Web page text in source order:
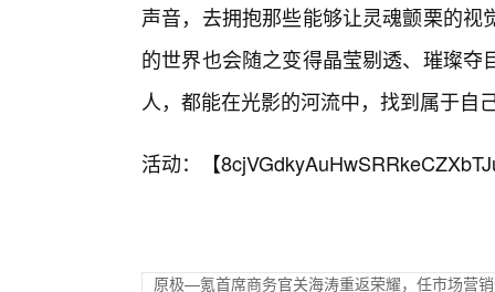
声音，去拥抱那些能够让灵魂颤栗的
的世界也会随之变得晶莹剔透、璀璨
人，都能在光影的河流中，找到属于自
活动：【
原极—氪首席商务官关海涛重返荣耀，任市场营